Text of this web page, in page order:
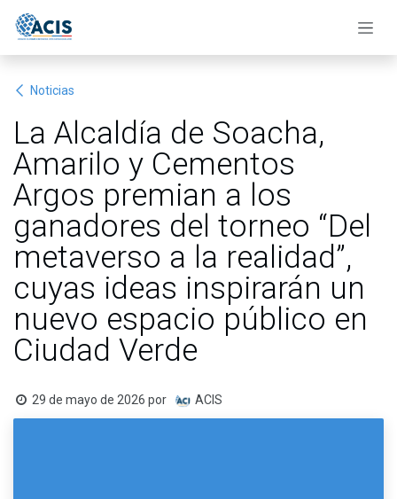
Noticias
La Alcaldía de Soacha,
Amarilo y Cementos
Argos premian a los
ganadores del torneo “Del
metaverso a la realidad”,
cuyas ideas inspirarán un
nuevo espacio público en
Ciudad Verde
29 de mayo de 2026 por ACIS